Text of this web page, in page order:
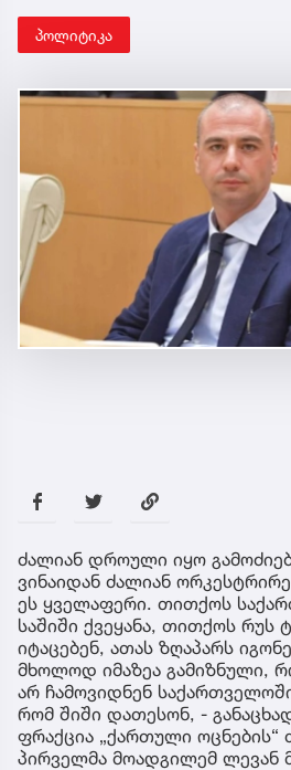
პოლიტიკა
ძალიან დროული იყო
ვინაიდან ძალიან
ეს ყველაფერი. თითქოს
საშიში ქვეყანა, თითქოს რუს
იტაცებენ, ათას ზღაპარს
მხოლოდ იმაზეა გამიზნული,
არ ჩამოვიდნენ
რომ შიში დათესონ, -
ფრაქცია „ქართული ოცნების“
პირველმა მოადგილემ ლევან